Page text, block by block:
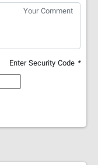
*